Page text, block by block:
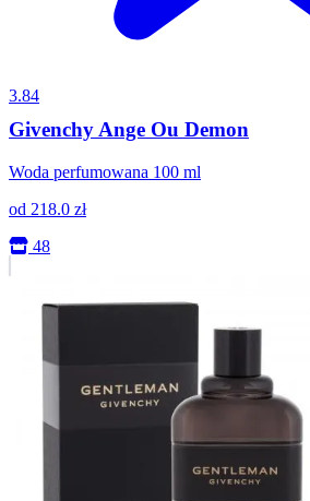
3.84
Givenchy Ange Ou Demon
Woda perfumowana 100 ml
od 218.0 zł
48